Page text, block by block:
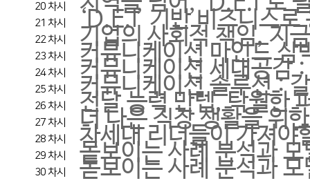
20 차시
21 차시 ‘D.E.I’ 기반 비즈니스
22 차시 기업의 사회적 책임, 지
23 차시 커뮤니케이션 마인드 삼
24 차시 커뮤니케이션 세대공감
25 차시 커뮤니케이션 솔루션 :
26 차시 전달 능력 만렙, 탁월한
27 차시 더 나은 직장 생활을 위
28 차시 차세대 리더들이 가져야
29 차시 돋보이는 사례 분석과
30 차시 돋보이는 사례 분석과